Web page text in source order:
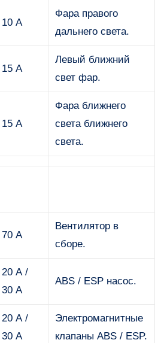
10 А
Фара правого
дальнего света.
15 А
Левый ближний
свет фар.
15 А
Фара ближнего
света ближнего
света.
70 А
Вентилятор в
сборе.
20 А /
30 А
ABS / ESP насос.
20 А /
30 А
Электромагнитные
клапаны ABS / ESP.